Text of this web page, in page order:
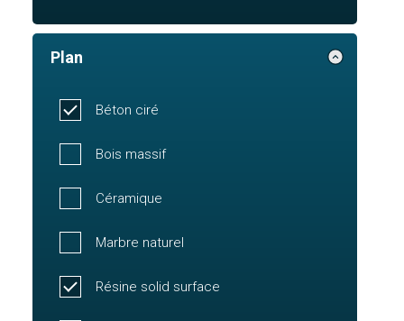
Plan
Béton ciré
Bois massif
Céramique
Marbre naturel
Résine solid surface